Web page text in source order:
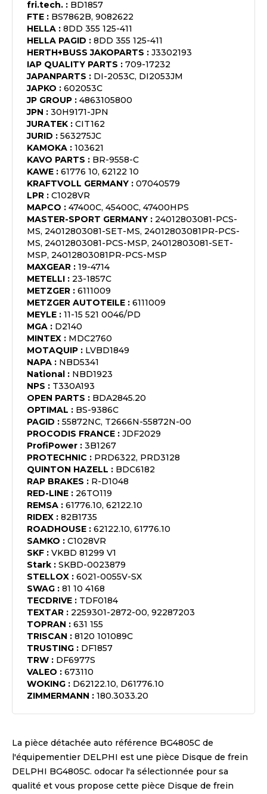
fri.tech. : BD1857
FTE : BS7862B, 9082622
HELLA : 8DD 355 125-411
HELLA PAGID : 8DD 355 125-411
HERTH+BUSS JAKOPARTS : J3302193
IAP QUALITY PARTS : 709-17232
JAPANPARTS : DI-2053C, DI2053JM
JAPKO : 602053C
JP GROUP : 4863105800
JPN : 30H9171-JPN
JURATEK : CIT162
JURID : 563275JC
KAMOKA : 103621
KAVO PARTS : BR-9558-C
KAWE : 61776 10, 62122 10
KRAFTVOLL GERMANY : 07040579
LPR : C1028VR
MAPCO : 47400C, 45400C, 47400HPS
MASTER-SPORT GERMANY : 24012803081-PCS-
MS, 24012803081-SET-MS, 24012803081PR-PCS-
MS, 24012803081-PCS-MSP, 24012803081-SET-
MSP, 24012803081PR-PCS-MSP
MAXGEAR : 19-4714
METELLI : 23-1857C
METZGER : 6111009
METZGER AUTOTEILE : 6111009
MEYLE : 11-15 521 0046/PD
MGA : D2140
MINTEX : MDC2760
MOTAQUIP : LVBD1849
NAPA : NBD5341
National : NBD1923
NPS : T330A193
OPEN PARTS : BDA2845.20
OPTIMAL : BS-9386C
PAGID : 55872NC, T2666N-55872N-00
PROCODIS FRANCE : JDF2029
ProfiPower : 3B1267
PROTECHNIC : PRD6322, PRD3128
QUINTON HAZELL : BDC6182
RAP BRAKES : R-D1048
RED-LINE : 26TO119
REMSA : 61776.10, 62122.10
RIDEX : 82B1735
ROADHOUSE : 62122.10, 61776.10
SAMKO : C1028VR
SKF : VKBD 81299 V1
Stark : SKBD-0023879
STELLOX : 6021-0055V-SX
SWAG : 81 10 4168
TECDRIVE : TDF0184
TEXTAR : 2259301-2872-00, 92287203
TOPRAN : 631 155
TRISCAN : 8120 101089C
TRUSTING : DF1857
TRW : DF6977S
VALEO : 673110
WOKING : D62122.10, D61776.10
ZIMMERMANN : 180.3033.20
La pièce détachée auto référence BG4805C de
l'équipementier DELPHI est une pièce Disque de frein
DELPHI BG4805C. odocar l'a sélectionnée pour sa
qualité et vous propose cette pièce Disque de frein